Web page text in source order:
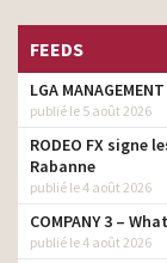
FEEDS
LGA
publié le 5 août 2026
RODEO FX signe
Rabanne
publié le 4 août 2026
COMPANY 3 –
publié le 4 août 2026